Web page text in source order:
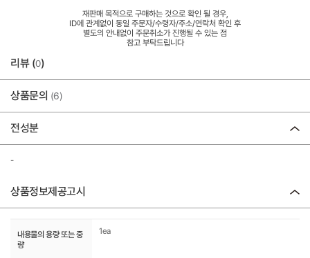
재판매 목적으로 구매하는 것으로 확인 될 경우,
ID에 관계없이 동일 주문자/수령자/주소/연락처 확인 후
별도의 안내없이 주문취소가 진행될 수 있는 점
참고 부탁드립니다
리뷰 (0)
상품문의 (6)
전성분
-
상품정보제공고시
내용물의 용량 또는 중
량
1ea